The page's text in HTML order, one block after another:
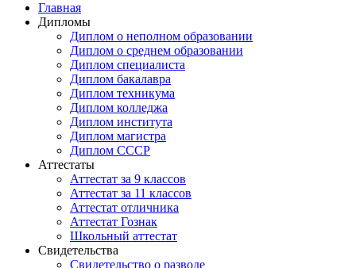
Главная
Дипломы
Диплом о неполном образовании
Диплом о среднем образовании
Диплом специалиста
Диплом бакалавра
Диплом техникума
Диплом колледжа
Диплом института
Диплом магистра
Диплом СССР
Аттестаты
Аттестат за 9 классов
Аттестат за 11 классов
Аттестат отличника
Аттестат Гознак
Школьный аттестат
Свидетельства
Свидетельство о разводе